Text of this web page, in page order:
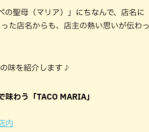
聖母（マリア）」にちなんで、店名に
た店名からも、店主の熱い思いが伝わっ
味を紹介します♪
味わう「TACO MARIA」
内